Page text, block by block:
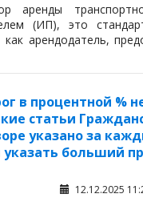
аренды
(ИП), это
арендодатель,
в процентной %
статьи
указано за
больший
12.12.2025